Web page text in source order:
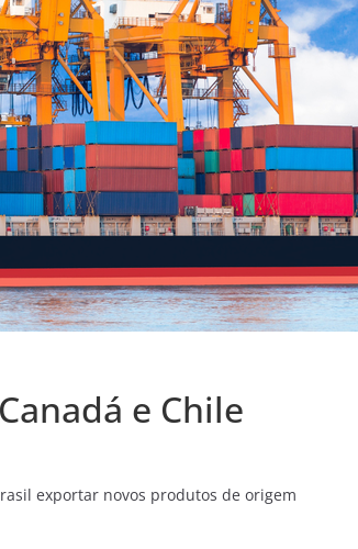
e Chile
exportar novos produtos de origem